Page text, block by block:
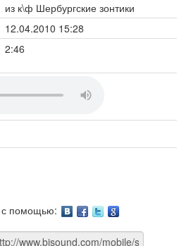
из к\ф Шербургские зонтики
12.04.2010 15:28
2:46
с помощью: